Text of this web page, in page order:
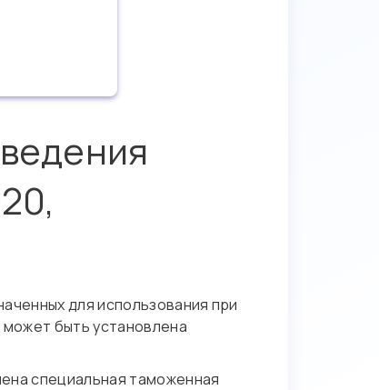
для использования при
быть установлена
специальная таможенная